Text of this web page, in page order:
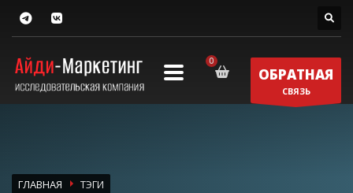
ОБРАТНАЯ
СВЯЗЬ
ГЛАВНАЯ ТЭГИ